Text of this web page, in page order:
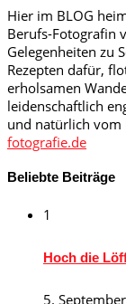
Hier im BLOG
Berufs-Fotografin
Gelegenheiten zu
Rezepten dafür,
erholsamen
leidenschaftlich
und natürlich vom
fotografie.de
Beliebte Beiträge
1
Hoch die
5.